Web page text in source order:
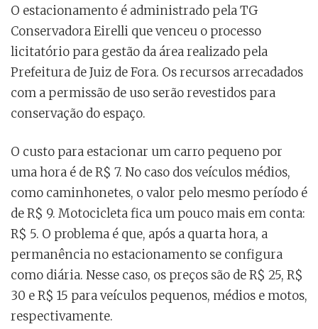
O estacionamento é administrado pela TG
Conservadora Eirelli que venceu o processo
licitatório para gestão da área realizado pela
Prefeitura de Juiz de Fora. Os recursos arrecadados
com a permissão de uso serão revestidos para
conservação do espaço.
O custo para estacionar um carro pequeno por
uma hora é de R$ 7. No caso dos veículos médios,
como caminhonetes, o valor pelo mesmo período é
de R$ 9. Motocicleta fica um pouco mais em conta:
R$ 5. O problema é que, após a quarta hora, a
permanência no estacionamento se configura
como diária. Nesse caso, os preços são de R$ 25, R$
30 e R$ 15 para veículos pequenos, médios e motos,
respectivamente.